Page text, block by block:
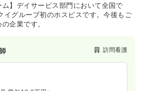
ム】デイサービス部門において全国で
イグループ初のホスピスです。今後もご
企業です。
訪問看護